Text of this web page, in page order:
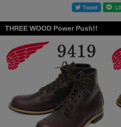
THREE WOOD Power Push!!